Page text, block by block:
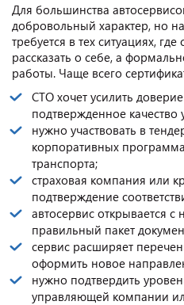
Для большинства
добровольный характер, но
требуется в тех ситуациях,
рассказать о себе, а
работы. Чаще всего
СТО хочет усилить
подтвержденное качество
нужно участвовать в
корпоративных
транспорта;
страховая компания или
подтверждение
автосервис открывается с
правильный пакет
сервис расширяет
оформить новое
нужно подтвердить
управляющей компании